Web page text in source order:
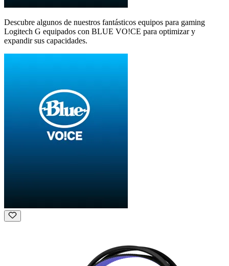
Descubre algunos de nuestros fantásticos equipos para gaming
Logitech G equipados con BLUE VO!CE para optimizar y
expandir sus capacidades.